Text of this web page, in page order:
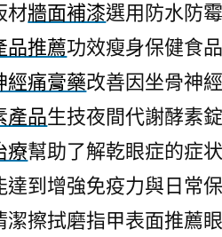
材牆面補漆選用防水防
品推薦功效瘦身保健食
經痛膏藥改善因坐骨神
產品生技夜間代謝酵素
療幫助了解乾眼症的症
達到增強免疫力與日常
潔擦拭磨指甲表面推薦